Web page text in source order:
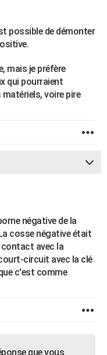
possible de démonter
mais je préfère
qui pourraient
voire pire
négative de la
cosse négative était
contact avec la
circuit avec la clé
c'est comme
que vous